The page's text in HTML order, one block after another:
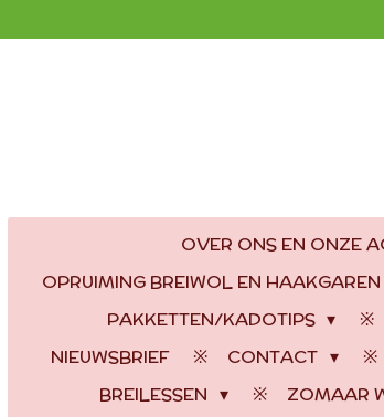
OVER ONS EN ONZE
OPRUIMING BREIWOL EN HAAKGAREN
PAKKETTEN/KADOTIPS
NIEUWSBRIEF
CONTACT
BREILESSEN
ZOMAAR